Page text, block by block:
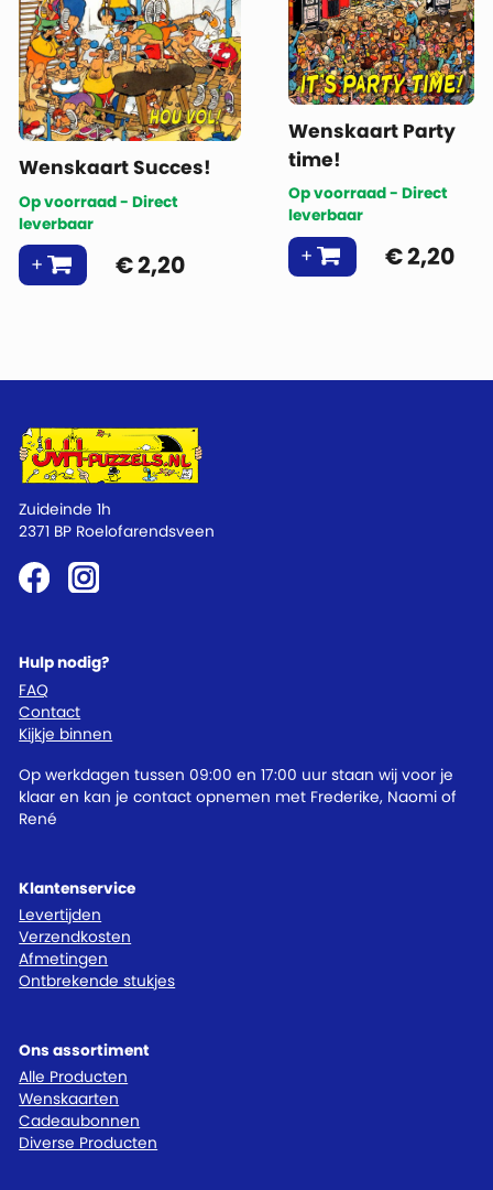
Wenskaart Succes!
Op voorraad - Direct
leverbaar
€2,20
Wenskaart Party
time!
Op voorraad - Direct
leverbaar
€2,20
Klantenservice
Levertijden
Verzendkosten
Afmetingen
Ontbrekende stukjes
Ons assortiment
Alle Producten
Wenskaarten
Cadeaubonnen
Diverse Producten
Hulp nodig?
FAQ
Contact
Kijkje binnen
Op werkdagen tussen 09:00 en 17:00 uur staan wij voor je
klaar en kan je contact opnemen met Frederike, Naomi of
René
Zuideinde 1h
2371 BP Roelofarendsveen